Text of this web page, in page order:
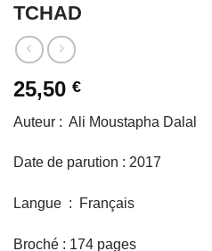
TCHAD
25,50 €
Auteur : Ali Moustapha Dalal
Date de parution : 2017
Langue ‏ : ‎ Français
Broché : 174 pages